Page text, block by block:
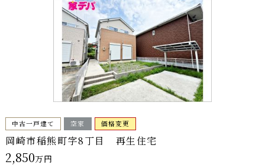
中古一戸建て 空家 価格変更
岡崎市稲熊町字8丁目 再生住宅
2,850万円